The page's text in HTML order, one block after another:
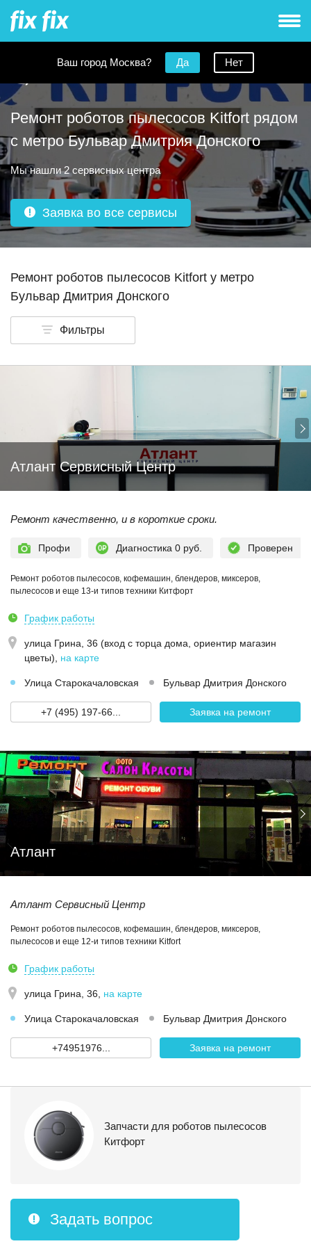
Ваш город Москва? Да Нет
Ремонт роботов пылесосов Kitfort рядом
с метро Бульвар Дмитрия Донского
Мы нашли 2 сервисных центра
Заявка во все сервисы
Ремонт роботов пылесосов Kitfort у метро
Бульвар Дмитрия Донского
Фильтры
Атлант Сервисный Центр
Ремонт качественно, и в короткие сроки.
Профи Диагностика 0 руб. Проверен
Ремонт роботов пылесосов, кофемашин, блендеров, миксеров,
пылесосов и еще 13-и типов техники Китфорт
График работы
улица Грина, 36 (вход с торца дома, ориентир магазин
цветы)
на карте
Улица Старокачаловская Бульвар Дмитрия Донского
+7 (495) 197-66... Заявка на ремонт
Атлант
Атлант Сервисный Центр
Ремонт роботов пылесосов, кофемашин, блендеров, миксеров,
пылесосов и еще 12-и типов техники Kitfort
График работы
улица Грина, 36 на карте
Улица Старокачаловская Бульвар Дмитрия Донского
+74951976... Заявка на ремонт
Запчасти для роботов пылесосов
Китфорт
Задать вопрос